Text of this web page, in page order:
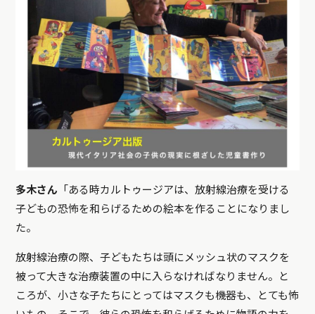
多木さん 「ある時カルトゥージアは、放射線治療を受ける
子どもの恐怖を和らげるための絵本を作ることになりまし
た。
放射線治療の際、子どもたちは頭にメッシュ状のマスクを
被って大きな治療装置の中に入らなければなりません。と
ころが、小さな子たちにとってはマスクも機器も、とても怖